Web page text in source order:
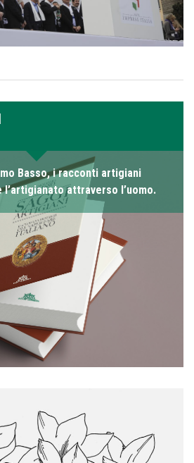
Basso, i racconti artigiani
attraverso l’uomo.